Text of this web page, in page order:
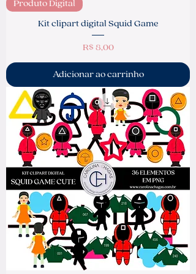
Produto Digital
Kit clipart digital Squid Game
Preço
R$ 8,00
Adicionar ao carrinho